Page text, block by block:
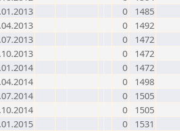
0
1485
0
1492
0
1472
0
1472
0
1472
0
1498
0
1505
0
1505
0
1531